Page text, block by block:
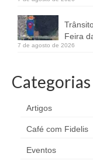
Feira
7 de agosto de 2026
Categorias
Artigos
Café com Fidelis
Eventos